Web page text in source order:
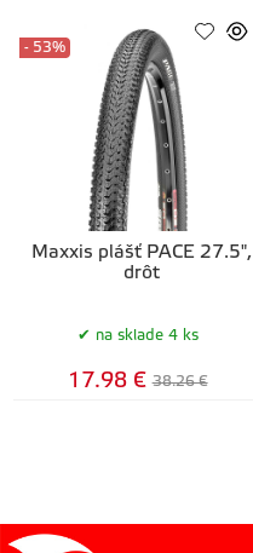
Maxxis plášť PACE 27.5",
drôt
- 53%
na sklade 4 ks
17.98 € 38.26 €